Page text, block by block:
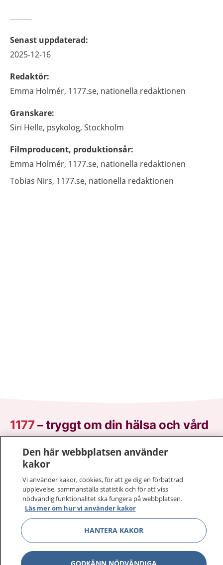
Senast uppdaterad:
2025-12-16
Redaktör:
Emma Holmér, 1177.se, nationella redaktionen
Granskare:
Siri Helle, psykolog, Stockholm
Filmproducent, produktionsår:
Emma Holmér, 1177.se, nationella redaktionen
Tobias Nirs, 1177.se, nationella redaktionen
1177–tryggt om din hälsa och vård
På 1177.se får du råd om hälsa och information om
sjukdomar och vilka mottagningar du kan kontakta.
vårdärenden. Ring telefonnummer 1177 för
sjukvårdsrådgivning dygnet runt.
1177 ger dig råd när du vill må bättre.
Den här webbplatsen använder
kakor
Vi använder kakor, cookies, för att ge dig en förbättrad
upplevelse, sammanställa statistik och för att viss
nödvändig funktionalitet ska fungera på webbplatsen.
Läs mer om hur vi använder kakor
HANTERA KAKOR